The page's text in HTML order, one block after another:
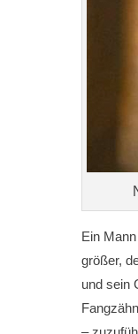
Ein
größer,
und sein